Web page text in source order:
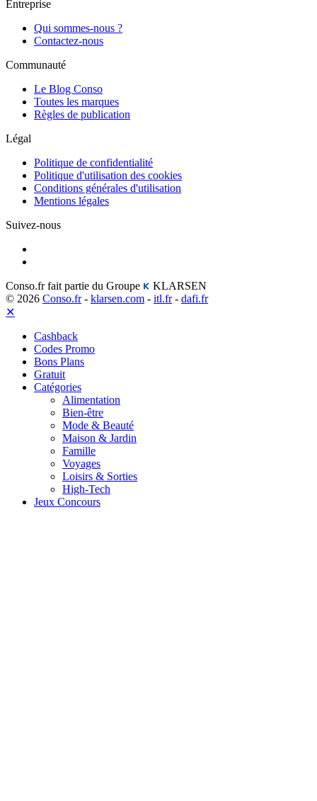
Entreprise
Qui sommes-nous ?
Contactez-nous
Communauté
Le Blog Conso
Toutes les marques
Règles de publication
Légal
Politique de confidentialité
Politique d'utilisation des cookies
Conditions générales d'utilisation
Mentions légales
Suivez-nous
Conso.fr fait partie du Groupe
KLARSEN
© 2026 Conso.fr- klarsen.com - itl.fr- dafi.fr
✕
Cashback
Codes Promo
Bons Plans
Gratuit
Catégories
Alimentation
Bien-être
Mode & Beauté
Maison & Jardin
Famille
Voyages
Loisirs & Sorties
High-Tech
Jeux Concours